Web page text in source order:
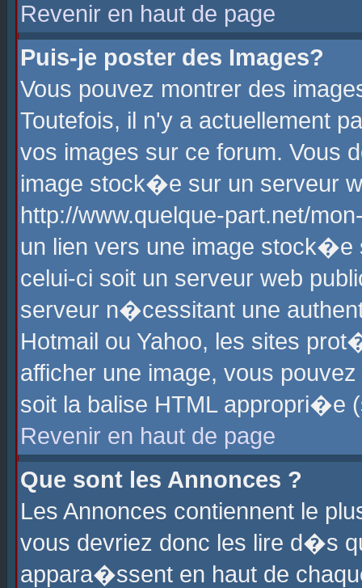
Revenir en haut de page
Puis-je poster des Images?
Vous pouvez montrer des
Toutefois, il n'y a actuellement
vos images sur ce forum. Vous
image stock�e sur un serveur
http://www.quelque-part.net/
un lien vers une image
celui-ci soit un serveur web
serveur n�cessitant une
Hotmail ou Yahoo, les sites
afficher une image, vous
soit la balise HTML
Revenir en haut de page
Que sont les Annonces ?
Les Annonces contiennent le
vous devriez donc les lire d�s
appara�ssent en haut de